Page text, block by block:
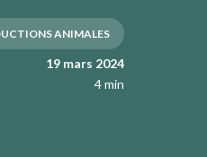
ANIMALES
19 mars 2024
4 min